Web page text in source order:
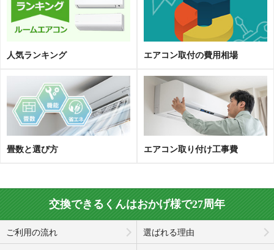
人気ランキング エアコン取付の費用相場
畳数と選び方 エアコン取り付け工事費
交換できるくんはおかげ様で27周年
ご利用の流れ 選ばれる理由